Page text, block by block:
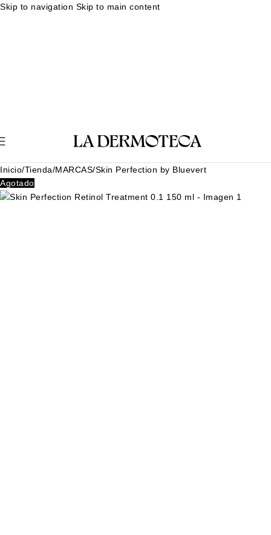
Skip to navigation Skip to main content
Inicio/Tienda/MARCAS/Skin Perfection by Bluevert
Agotado